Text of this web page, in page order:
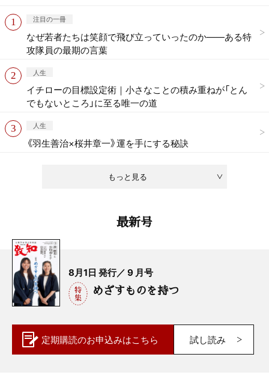
もっと見る
注目の一冊
なぜ若者たちは笑顔で飛び立っていったのか——ある特
攻隊員の最期の言葉
人生
イチローの目標設定術｜小さなことの積み重ねが「とん
でもないところ」に至る唯一の道
人生
《羽生善治×桜井章一》運を手にする秘訣
最新号
8月1日 発行／ 9 月号
めざすものを持つ
定期購読のお申込みはこちら 試し読み